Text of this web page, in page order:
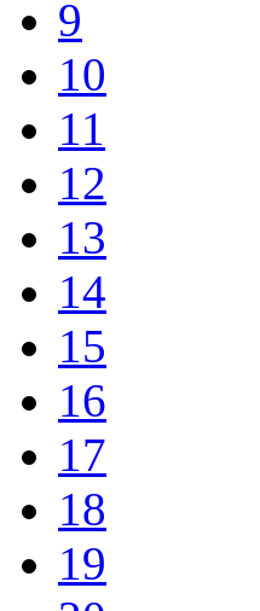
9
10
11
12
13
14
15
16
17
18
19